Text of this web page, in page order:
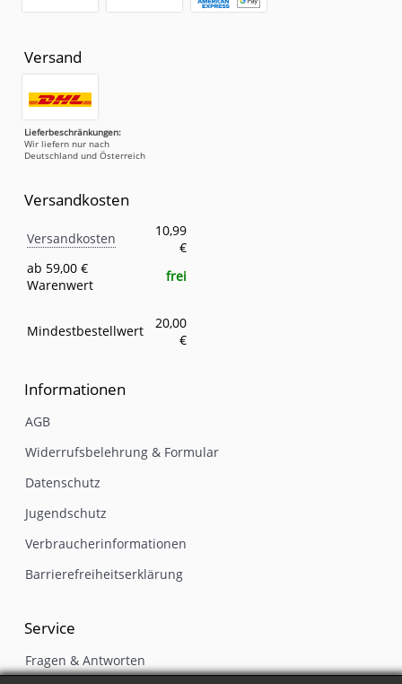
Versand
Lieferbeschränkungen:
Wir liefern nur nach
Deutschland und Österreich
Versandkosten
Eigenschaft
Versandkosten
10,99
€
ab 59,00 €
Warenwert
frei
Mindestbestellwert
20,00
€
Informationen
AGB
Widerrufsbelehrung & Formular
Datenschutz
Jugendschutz
Verbraucherinformationen
Barrierefreiheitserklärung
Service
Fragen & Antworten